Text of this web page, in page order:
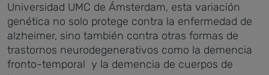
Universidad UMC de Ámsterdam, esta variación
genética no solo protege contra la enfermedad de
alzheimer, sino también contra otras formas de
trastornos neurodegenerativos como la demencia
fronto-temporal y la demencia de cuerpos de